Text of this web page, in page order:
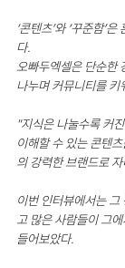
‘콘텐츠’와 ‘꾸준함’
다.
오빠두엑셀은 단순한
나누며 커뮤니티를 키
"지식은 나눌수록 커
이해할 수 있는 콘텐
의 강력한 브랜드로
이번 인터뷰에서는
고 많은 사람들이 그
들어보았다.